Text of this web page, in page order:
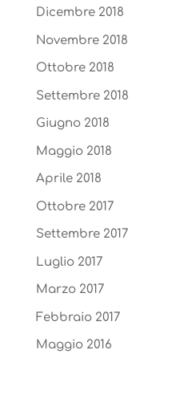
Dicembre 2018
Novembre 2018
Ottobre 2018
Settembre 2018
Giugno 2018
Maggio 2018
Aprile 2018
Ottobre 2017
Settembre 2017
Luglio 2017
Marzo 2017
Febbraio 2017
Maggio 2016